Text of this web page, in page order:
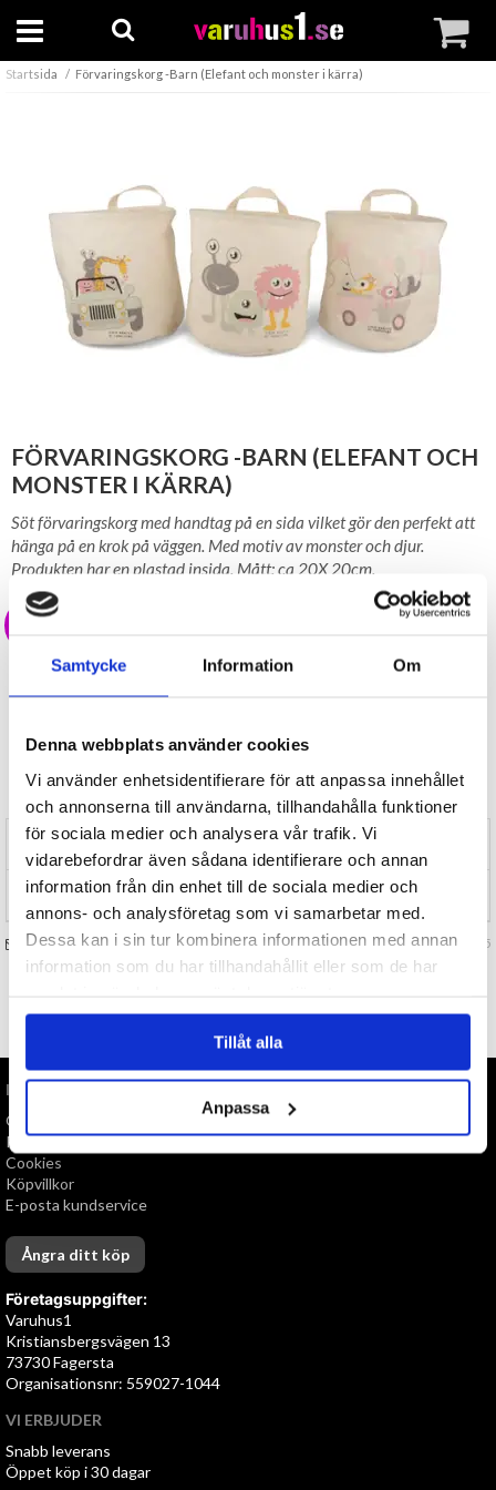
Samtycke Information Om
Denna webbplats använder cookies
Vi använder enhetsidentifierare för att anpassa innehållet
och annonserna till användarna, tillhandahålla funktioner
för sociala medier och analysera vår trafik. Vi
vidarebefordrar även sådana identifierare och annan
information från din enhet till de sociala medier och
annons- och analysföretag som vi samarbetar med.
Dessa kan i sin tur kombinera informationen med annan
information som du har tillhandahållit eller som de har
Tillåt alla
Anpassa
Startsida Förvaringskorg -Barn (Elefant och monster i kärra)
FÖRVARINGSKORG -BARN (ELEFANT OCH
MONSTER I KÄRRA)
Söt förvaringskorg med handtag på en sida vilket gör den perfekt att
hänga på en krok på väggen. Med motiv av monster och djur.
Produkten har en plastad insida. Mått: ca 20X 20cm.
39 kr
LAGER I SVERIGE, SNABB LEVERANS
Tillfälligt Slut
RECENSIONER (0)
TIPSA
FRÅGA OSS OM VARAN Art. nr 132005
TILL TOPPEN
INFORMATION
Om oss
Personuppgiftspolicy
Cookies
Köpvillkor
E-posta kundservice
Ångra ditt köp
Företagsuppgifter:
Varuhus1
Kristiansbergsvägen 13
73730 Fagersta
Organisationsnr: 559027-1044
VI ERBJUDER
Snabb leverans
Öppet köp i 30 dagar